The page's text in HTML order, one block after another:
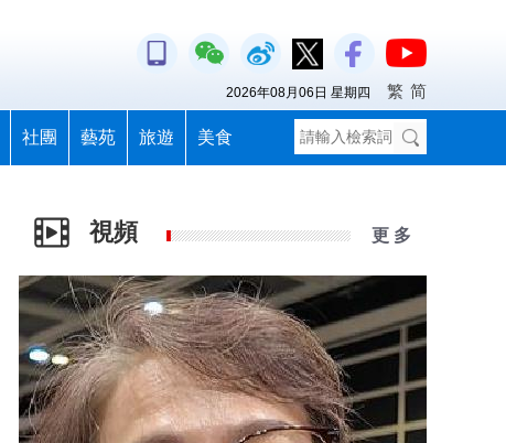
社團 藝苑 旅遊 美食
2026年08月06日 星期四 繁 简
視頻 更 多